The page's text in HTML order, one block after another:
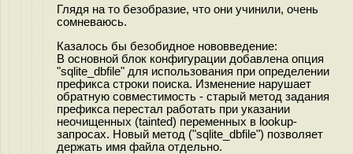
Глядя на то безобразие, что они учинили, очень
сомневаюсь.
Казалось бы безобидное нововведение:
В основной блок конфигурации добавлена опция
"sqlite_dbfile" для использования при определении
префикса строки поиска. Изменение нарушает
обратную совместимость - старый метод задания
префикса перестал работать при указании
неочищенных (tainted) переменных в lookup-
запросах. Новый метод ("sqlite_dbfile") позволяет
держать имя файла отдельно.